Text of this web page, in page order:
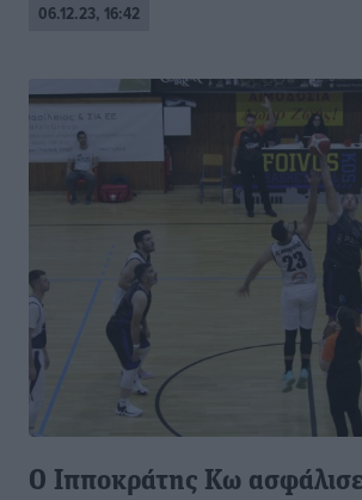
06.12.23, 16:42
Ο Ιπποκράτης Κω